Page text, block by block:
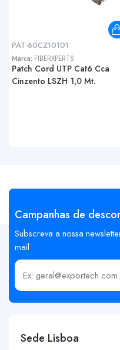
PAT-60CZ10101
Marca: FIBERXPERTS
Patch Cord UTP Cat6 Cca
Cinzento LSZH 1,0 Mt.
Campanhas de
Subscreva a nossa
mail
Insira o seu email
Sede Lisboa